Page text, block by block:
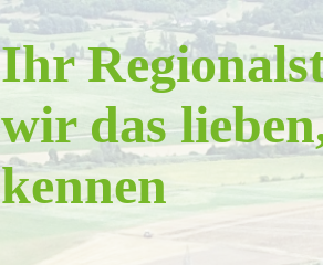
Ihr
wir das
kennen